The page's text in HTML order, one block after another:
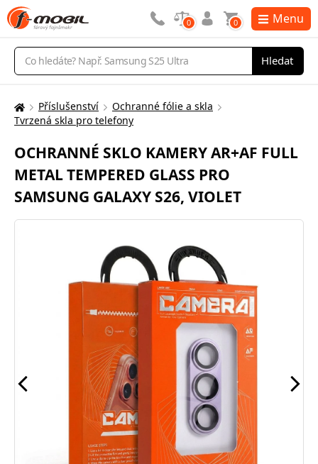
Vyhledávání
Hledat
0 0 Menu
Zde
nacházíte:
Příslušenství
Ochranné fólie a skla
Tvrzená skla pro telefony
OCHRANNÉ SKLO KAMERY AR+AF FULL
METAL TEMPERED GLASS PRO
SAMSUNG GALAXY S26, VIOLET